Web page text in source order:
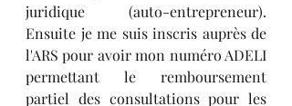
juridique (auto-entrepreneur).
Ensuite je me suis inscris auprès de
l'ARS pour avoir mon numéro ADELI
permettant le remboursement
partiel des consultations pour les